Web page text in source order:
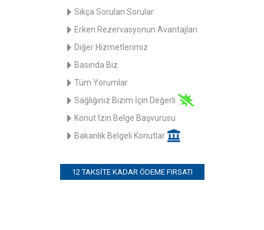
Sıkça Sorulan Sorular
Erken Rezervasyonun Avantajları
Diğer Hizmetlerimiz
Basında Biz
Tüm Yorumlar
Sağlığınız Bizim İçin Değerli
Konut İzin Belge Başvurusu
Bakanlık Belgeli Konutlar
12 TAKSITE KADAR ÖDEME FIRSATI